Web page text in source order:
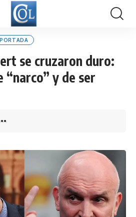
PORTADA
se cruzaron duro:
“narco” y de ser